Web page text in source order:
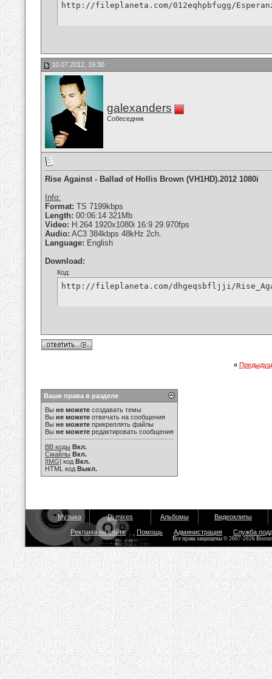
http://fileplaneta.com/012eqhpbfugg/
10.07.2012, 19:30
galexanders
Собеседник
Rise Against - Ballad of Hollis Brown (VH1HD).2012 1080i
Info:
Format: TS 7199kbps
Length: 00:06:14 321Mb
Video: H.264 1920x1080i 16:9 29.970fps
Audio: AC3 384kbps 48kHz 2ch.
Language: English
Download:
Код:
http://fileplaneta.com/dhgeqsbfljji/
«
Ваши права в разделе
Вы не можете создавать темы
Вы не можете отвечать на сообщения
Вы не можете прикреплять файлы
Вы не можете редактировать сообщения
BB коды Вкл.
Смайлы Вкл.
[IMG] код Вкл.
HTML код Выкл.
Музыка Dj mixes Альбомы Видеоклипы
Реклама на сайте Помощь Администрация Служба
Все права защищены © 2007-2026